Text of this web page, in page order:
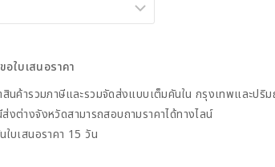
ใบเสนอราคา
สินค้ารวมภาษีและรวมจัดส่งแบบเต็มคันใน กรุงเทพและปริ
งต่างจังหวัดสามารถสอบถาม​ราคาได้ทางไลน์
ใบเสนอราคา 15 วัน